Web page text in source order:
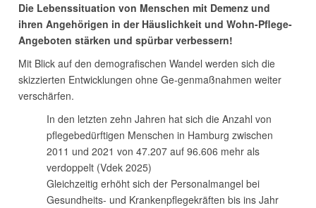
Die Lebenssituation von Menschen mit Demenz und
ihren Angehörigen in der Häuslichkeit und Wohn-Pflege-
Angeboten stärken und spürbar verbessern!
Mit Blick auf den demografischen Wandel werden sich die
skizzierten Entwicklungen ohne Ge-genmaßnahmen weiter
verschärfen.
In den letzten zehn Jahren hat sich die Anzahl von
pflegebedürftigen Menschen in Hamburg zwischen
2011 und 2021 von 47.207 auf 96.606 mehr als
verdoppelt (Vdek 2025)
Gleichzeitig erhöht sich der Personalmangel bei
Gesundheits- und Krankenpflegekräften bis ins Jahr